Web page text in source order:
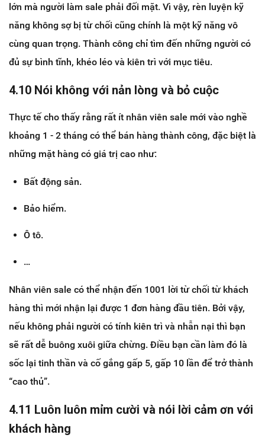
lớn mà người làm sale phải đối mặt. Vì vậy, rèn luyện kỹ
năng không sợ bị từ chối cũng chính là một kỹ năng vô
cùng quan trọng. Thành công chỉ tìm đến những người có
đủ sự bình tĩnh, khéo léo và kiên trì với mục tiêu.
4.10 Nói không với nản lòng và bỏ cuộc
Thực tế cho thấy rằng rất ít nhân viên sale mới vào nghề
khoảng 1 - 2 tháng có thể bán hàng thành công, đặc biệt là
những mặt hàng có giá trị cao như:
Bất động sản.
Bảo hiểm.
Ô tô.
…
Nhân viên sale có thể nhận đến 1001 lời từ chối từ khách
hàng thì mới nhận lại được 1 đơn hàng đầu tiên. Bởi vậy,
nếu không phải người có tính kiên trì và nhẫn nại thì bạn
sẽ rất dễ buông xuôi giữa chừng. Điều bạn cần làm đó là
sốc lại tinh thần và cố gắng gấp 5, gấp 10 lần để trở thành
“cao thủ”.
4.11 Luôn luôn mỉm cười và nói lời cảm ơn với
khách hàng